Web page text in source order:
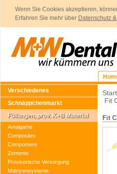
Wenn Sie Cookies akzeptieren,
Erfahren Sie mehr über Datenschutz
Verschiedenes
Schnäppchenmarkt
Füllungen, prov. K+B Material
Amalgame
Composites
Compomere
Zemente
Provisorische Versorgung
Matrizensysteme
Fit
Fit